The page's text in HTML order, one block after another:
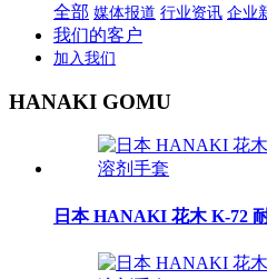
全部 媒体报道 行业资讯 企业
我们的客户
加入我们
HANAKI GOMU
日本 HANAKI 花木 K-72